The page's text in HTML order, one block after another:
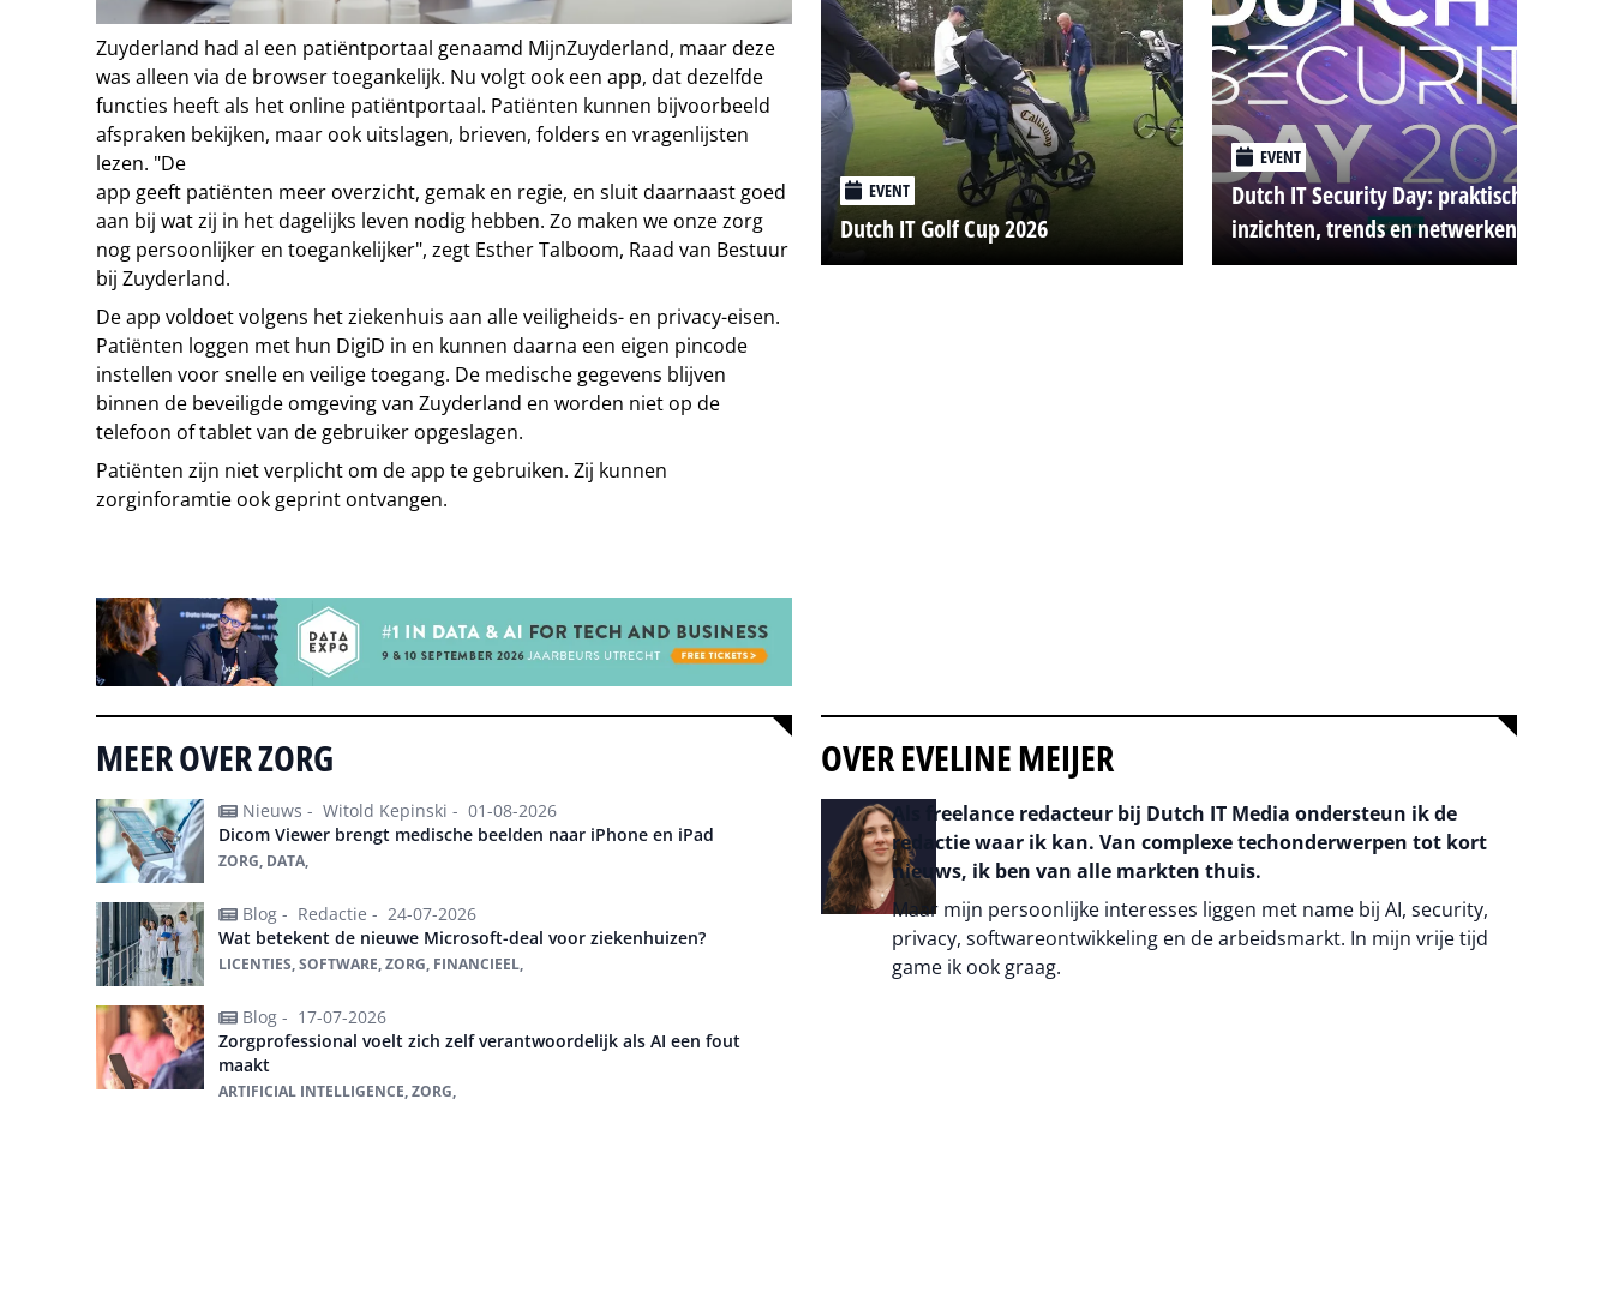
Zuyderland had al een patiëntportaal genaamd MijnZuyderland, maar deze
was alleen via de browser toegankelijk. Nu volgt ook een app, dat dezelfde
functies heeft als het online patiëntportaal. Patiënten kunnen bijvoorbeeld
afspraken bekijken, maar ook uitslagen, brieven, folders en vragenlijsten
lezen. "De
app geeft patiënten meer overzicht, gemak en regie, en sluit daarnaast goed
aan bij wat zij in het dagelijks leven nodig hebben. Zo maken we onze zorg
nog persoonlijker en toegankelijker", zegt Esther Talboom, Raad van Bestuur
bij Zuyderland.
De app voldoet volgens het ziekenhuis aan alle veiligheids- en privacy-eisen.
Patiënten loggen met hun DigiD in en kunnen daarna een eigen pincode
instellen voor snelle en veilige toegang. De medische gegevens blijven
binnen de beveiligde omgeving van Zuyderland en worden niet op de
telefoon of tablet van de gebruiker opgeslagen.
Patiënten zijn niet verplicht om de app te gebruiken. Zij kunnen
zorginforamtie ook geprint ontvangen.
EVENT
Dutch IT Golf Cup 2026
EVENT
Dutch IT Security Day: praktische
inzichten, trends en netwerken
MEER OVER ZORG
Nieuws - Witold Kepinski - 01-08-2026
Dicom Viewer brengt medische beelden naar iPhone en iPad
ZORG, DATA,
Blog - Redactie - 24-07-2026
Wat betekent de nieuwe Microsoft-deal voor ziekenhuizen?
LICENTIES, SOFTWARE, ZORG, FINANCIEEL,
Blog - 17-07-2026
Zorgprofessional voelt zich zelf verantwoordelijk als AI een fout
maakt
ARTIFICIAL INTELLIGENCE, ZORG,
OVER EVELINE MEIJER
Als freelance redacteur bij Dutch IT Media ondersteun ik de
redactie waar ik kan. Van complexe techonderwerpen tot kort
nieuws, ik ben van alle markten thuis.
Maar mijn persoonlijke interesses liggen met name bij AI, security,
privacy, softwareontwikkeling en de arbeidsmarkt. In mijn vrije tijd
game ik ook graag.